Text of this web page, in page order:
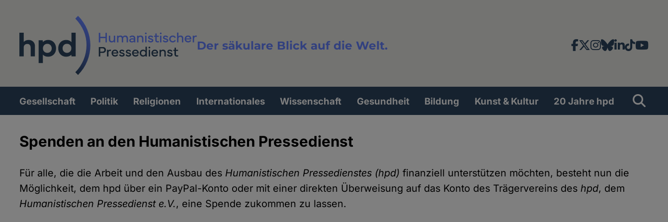
Der säkulare Blick auf die Welt.
News-
Social
Network
Facebook
X Instagram
Bluesky
LinkedIn
TikTok
Volltextsuche
Suche
Hauptnavigation
Gesellschaft Politik Religionen Internationales Wissenschaft Gesundheit Bildung Kunst & Kultur 20 Jahre hpd
Spenden an den Humanistischen Pressedienst
Für alle, die die Arbeit und den Ausbau des Humanistischen Pressedienstes (hpd) finanziell unterstützen möchten, besteht nun die
Möglichkeit, dem hpd über ein PayPal-Konto oder mit einer direkten Überweisung auf das Konto des Trägervereins des hpd, dem
Humanistischen Pressedienst e.V., eine Spende zukommen zu lassen.